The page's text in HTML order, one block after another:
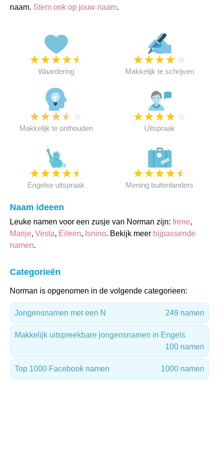
naam. Stem ook op jouw naam.
★★★★★
Waardering
★★★★
Makkelijk te schrijven
★★★★
Makkelijk te onthouden
★★★★
Uitspraak
★★★★★
Engelse uitspraak
★★★★★
Mening buitenlanders
Naam ideeen
Leuke namen voor een zusje van Norman zijn: Irene,
Marije, Vesta, Eileen, Isnino. Bekijk meer bijpassende
namen.
Categorieën
Norman is opgenomen in de volgende categorieen:
Jongensnamen met een N 249 namen
Makkelijk uitspreekbare jongensnamen in Engels
100 namen
Top 1000 Facebook namen 1000 namen